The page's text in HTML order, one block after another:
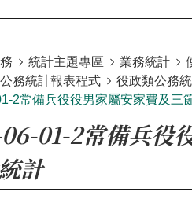
統計主題專區 業務統計
務統計報表程式
役政類公務
2常備兵役役男家屬安家費及三
01-2常備兵役
計